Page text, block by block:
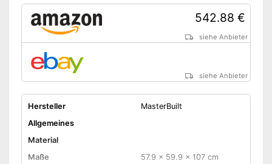
542.88 €
siehe Anbieter
siehe Anbieter
Hersteller
MasterBuilt
Allgemeines
Material
Maße
57.9 x 59.9 x 107 cm